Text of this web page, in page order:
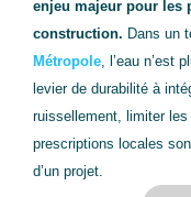
enjeu majeur pour les
construction. Dans un
Métropole, l’eau n’est
levier de durabilité à
ruissellement, limiter les
prescriptions locales
d’un projet.